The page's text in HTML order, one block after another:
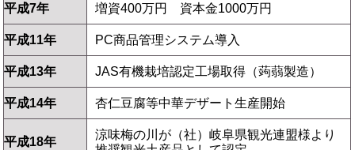
平成7年 増資400万円 資本金1000万円
平成11年 PC商品管理システム導入
平成13年 JAS有機栽培認定工場取得（蒟蒻製造）
平成14年 杏仁豆腐等中華デザート生産開始
平成18年
涼味梅の川が（社）岐阜県観光連盟様より